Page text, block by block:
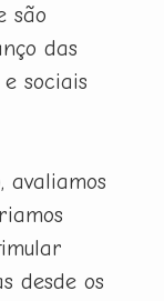
são
das
sociais
avaliamos
desde os